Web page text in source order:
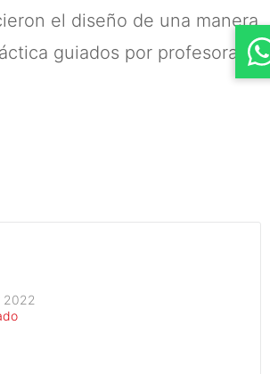
el diseño de una manera
guiados por profesorado
2022